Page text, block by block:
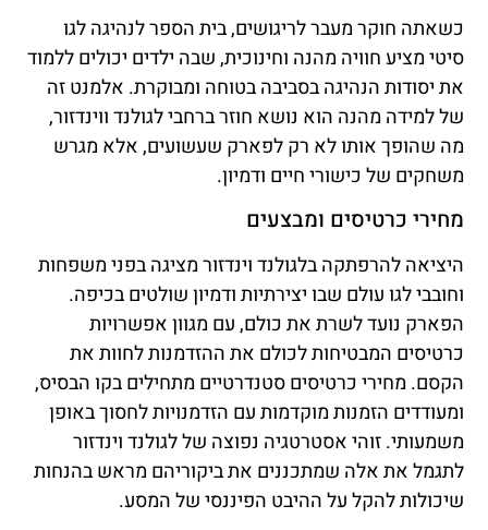
כשאתה חוקר מעבר לריגושים, בית הספר לנהיגה לגו
סיטי מציע חוויה מהנה וחינוכית, שבה ילדים יכולים ללמוד
את יסודות הנהיגה בסביבה בטוחה ומבוקרת. אלמנט זה
של למידה מהנה הוא נושא חוזר ברחבי לגולנד ווינדזור,
מה שהופך אותו לא רק לפארק שעשועים, אלא מגרש
משחקים של כישורי חיים ודמיון.
מחירי כרטיסים ומבצעים
היציאה להרפתקה בלגולנד וינדזור מציגה בפני משפחות
וחובבי לגו עולם שבו יצירתיות ודמיון שולטים בכיפה.
הפארק נועד לשרת את כולם, עם מגוון אפשרויות
כרטיסים המבטיחות לכולם את ההזדמנות לחוות את
הקסם. מחירי כרטיסים סטנדרטיים מתחילים בקו הבסיס,
ומעודדים הזמנות מוקדמות עם הזדמנויות לחסוך באופן
משמעותי. זוהי אסטרטגיה נפוצה של לגולנד וינדזור
לתגמל את אלה שמתכננים את ביקוריהם מראש בהנחות
שיכולות להקל על ההיבט הפיננסי של המסע.